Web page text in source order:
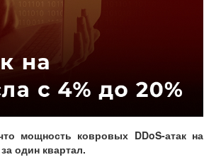
мощность ковровых DDoS-атак на
один квартал.